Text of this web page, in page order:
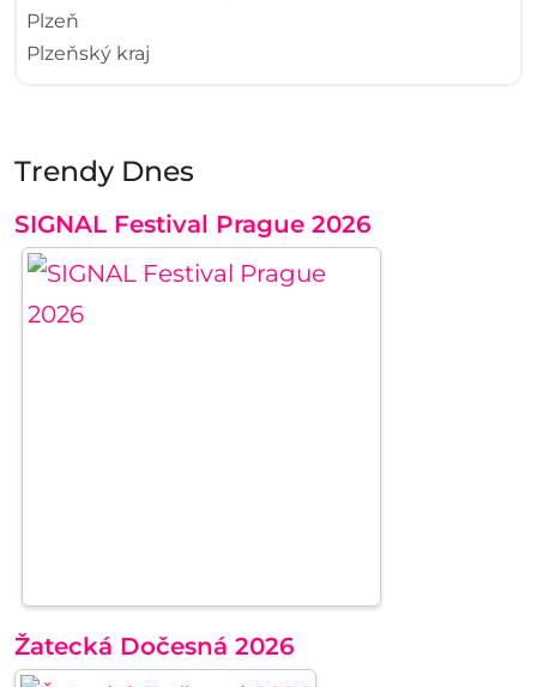
Trendy Dnes
SIGNAL Festival Prague 2026
Žatecká Dočesná 2026
Plzeň
Plzeňský kraj